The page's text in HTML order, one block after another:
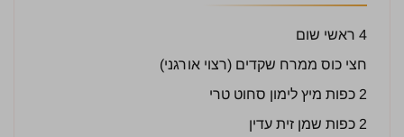
4 ראשי שום
חצי כוס ממרח שקדים (רצוי אורגני)
2 כפות מיץ לימון סחוט טרי
2 כפות שמן זית עדין